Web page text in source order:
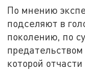
По мнению
подселяют в
поколению, по
которой